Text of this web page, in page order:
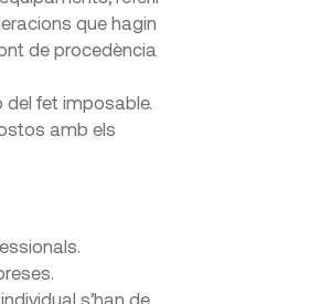
que hagin
de procedència
del fet imposable.
amb els
s’han de